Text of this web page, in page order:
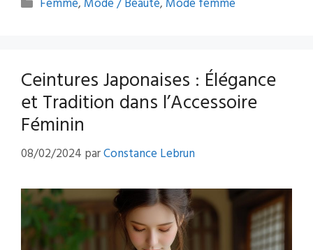
Femme, Mode / Beauté, Mode femme
Ceintures Japonaises : Élégance
et Tradition dans l’Accessoire
Féminin
08/02/2024 parConstance Lebrun